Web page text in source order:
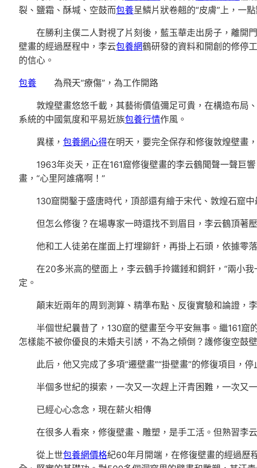
裂、鹽霜、酥堿、空鼓而包養呈鱗片狀卷翹的“皮膚”上，一
在勝利主僕二人對視了片刻後，藍玉華走出房子，離開門
壁畫的經過歷程中，李云包養網鶴研發的資料和開創的修停
的信心。
包養 為飛天“療傷”，為工作開路
敦煌壁畫悠悠千載，其藝術價值彌足可貴，在構造布局、
系統的中國氣度和平易近族包養行情作風。
異樣， 包養網心得在明天，要完全保存和修復敦煌壁畫
1963年炎天，正在161窟修復壁畫的李云鶴聞聲一聲巨響
畫，“心里阿誰痛啊！”
130窟開鑿于盛唐時代，頂部還有繪于宋代、敦煌石窟中
但怎么修復？在場專家一時還找不到眉目，李云鶴頂著壓
他和工人徒弟在崖面上打埋鉚釬，再掛上石頭，依據零
在20多米高的壁面上，李云鶴手拎鐵錘和鋼釬，“兩小我
定。
顛末近兩年的周到測算、精準布點、反復實驗和論證，李
半個世紀曩昔了，130窟的壁畫至今平安無事。繼161窟
怎樣能不被你優良的未婚夫引誘，不為之傾倒？護修復空鼓
此后，他又完成了多項“遷壁畫”“掛壁畫”的修復項目，停
半個多世紀的摸索，一次又一次趕上汗青困難，一次又
已經心心念念，現在薪火相傳
在很多人看來，修復壁畫、雕塑，是手工活。但熟習李云
從上世包養網價格紀60年月開端，在修復壁畫的經過歷